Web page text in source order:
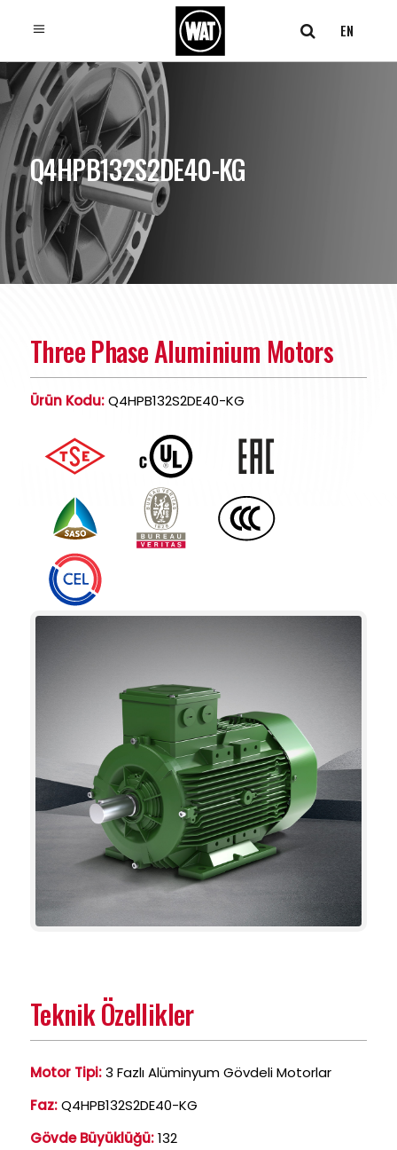
EN
Q4HPB132S2DE40-KG
Three Phase Aluminium Motors
Ürün Kodu:Q4HPB132S2DE40-KG
Teknik Özellikler
Motor Tipi:3 Fazlı Alüminyum Gövdeli Motorlar
Faz:Q4HPB132S2DE40-KG
Gövde Büyüklüğü:132